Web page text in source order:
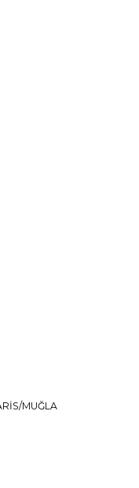
MUĞLA